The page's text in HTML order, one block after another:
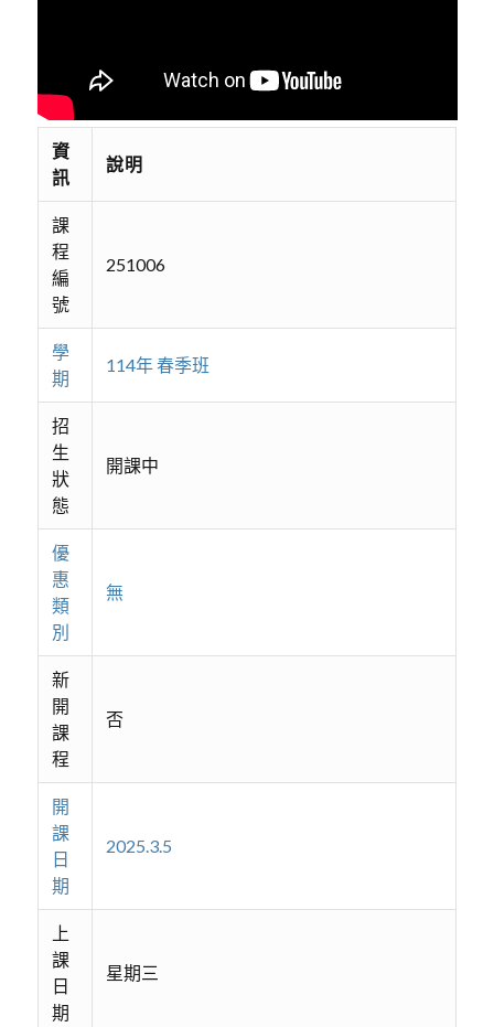
資
訊
說明
課
程
編
號
251006
學
期
114年 春季班
招
生
狀
態
開課中
優
惠
類
別
無
新
開
課
程
否
開
課
日
期
2025.3.5
上
課
日
期
星期三